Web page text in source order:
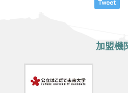
加盟機